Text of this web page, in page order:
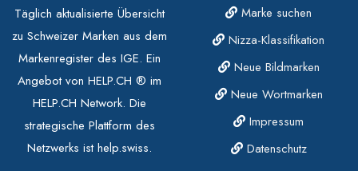
Täglich aktualisierte Übersicht
zu Schweizer Marken aus dem
Markenregister des IGE. Ein
Angebot von HELP.CH ® im
HELP.CH Network. Die
strategische Plattform des
Netzwerks ist help.swiss.
Marke suchen
Nizza-Klassifikation
Neue Bildmarken
Neue Wortmarken
Impressum
Datenschutz